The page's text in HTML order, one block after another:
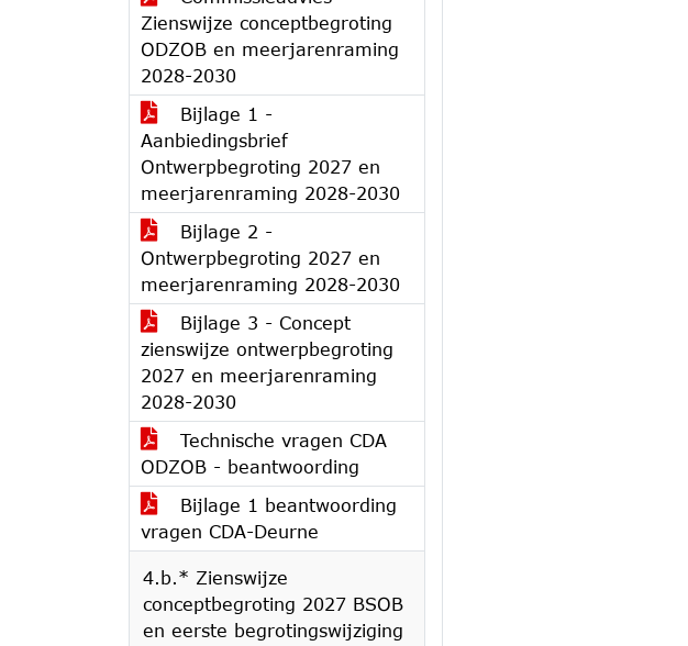
Zienswijze conceptbegroting
ODZOB en meerjarenraming
2028-2030
Bijlage 1 -
Aanbiedingsbrief
Ontwerpbegroting 2027 en
meerjarenraming 2028-2030
Bijlage 2 -
Ontwerpbegroting 2027 en
meerjarenraming 2028-2030
Bijlage 3 - Concept
zienswijze ontwerpbegroting
2027 en meerjarenraming
2028-2030
Technische vragen CDA
ODZOB - beantwoording
Bijlage 1 beantwoording
vragen CDA-Deurne
4.b.* Zienswijze
conceptbegroting 2027 BSOB
en eerste begrotingswijziging